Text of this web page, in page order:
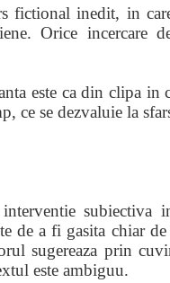
fictional inedit, in
Orice incercare
este ca din clipa in
ce se dezvaluie la
de a fi gasita chiar de
sugereaza prin
este ambiguu.